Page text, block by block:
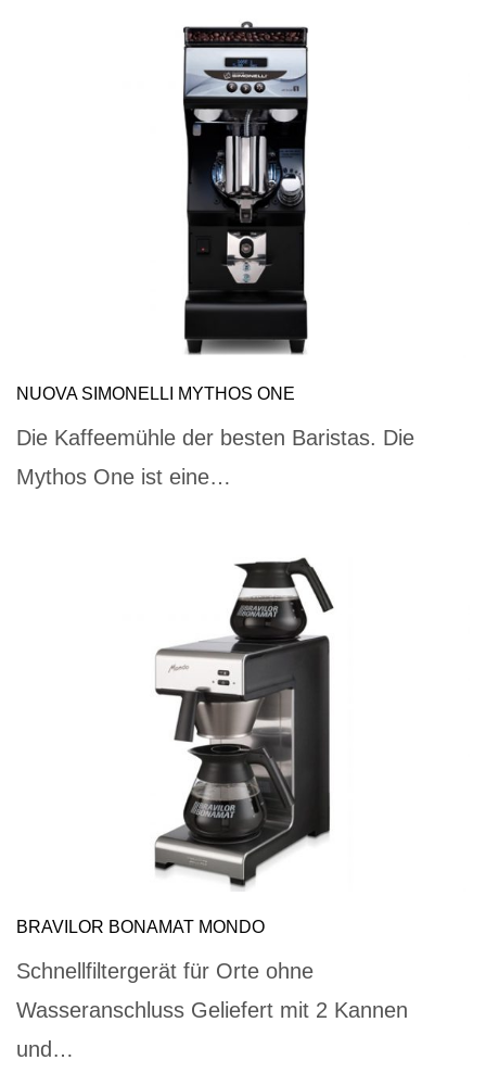
NUOVA SIMONELLI MYTHOS ONE
Die Kaffeemühle der besten Baristas. Die
Mythos One ist eine…
BRAVILOR BONAMAT MONDO
Schnellfiltergerät für Orte ohne
Wasseranschluss Geliefert mit 2 Kannen
und…